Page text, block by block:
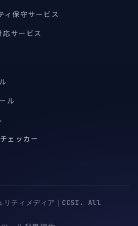
保守サービス
サービス
ル
チェッカー
リティメディア｜CCSI. All